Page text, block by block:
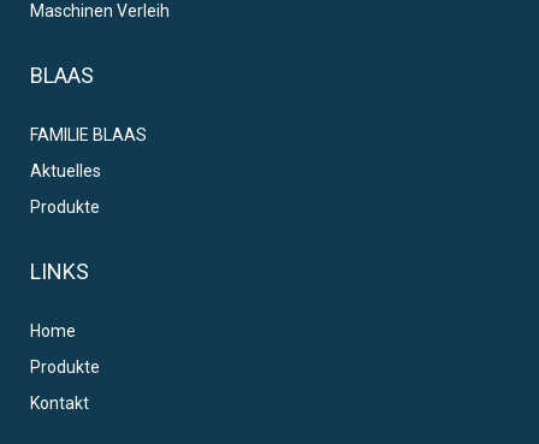
Maschinen Verleih
BLAAS
FAMILIE BLAAS
Aktuelles
Produkte
LINKS
Home
Produkte
Kontakt